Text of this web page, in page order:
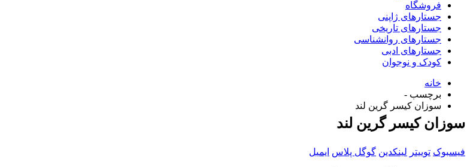
فروشگاه
جستارهای ژاپنی
جستارهای تاریخی
جستارهای روانشناسی
جستارهای ادبی
کودک و نوجوان
خانه
برچسب -
سوزان کیسر گرین لند
سوزان کیسر گرین لند
فیسبوک توییتر لینکدین گوگل پلاس ایمیل